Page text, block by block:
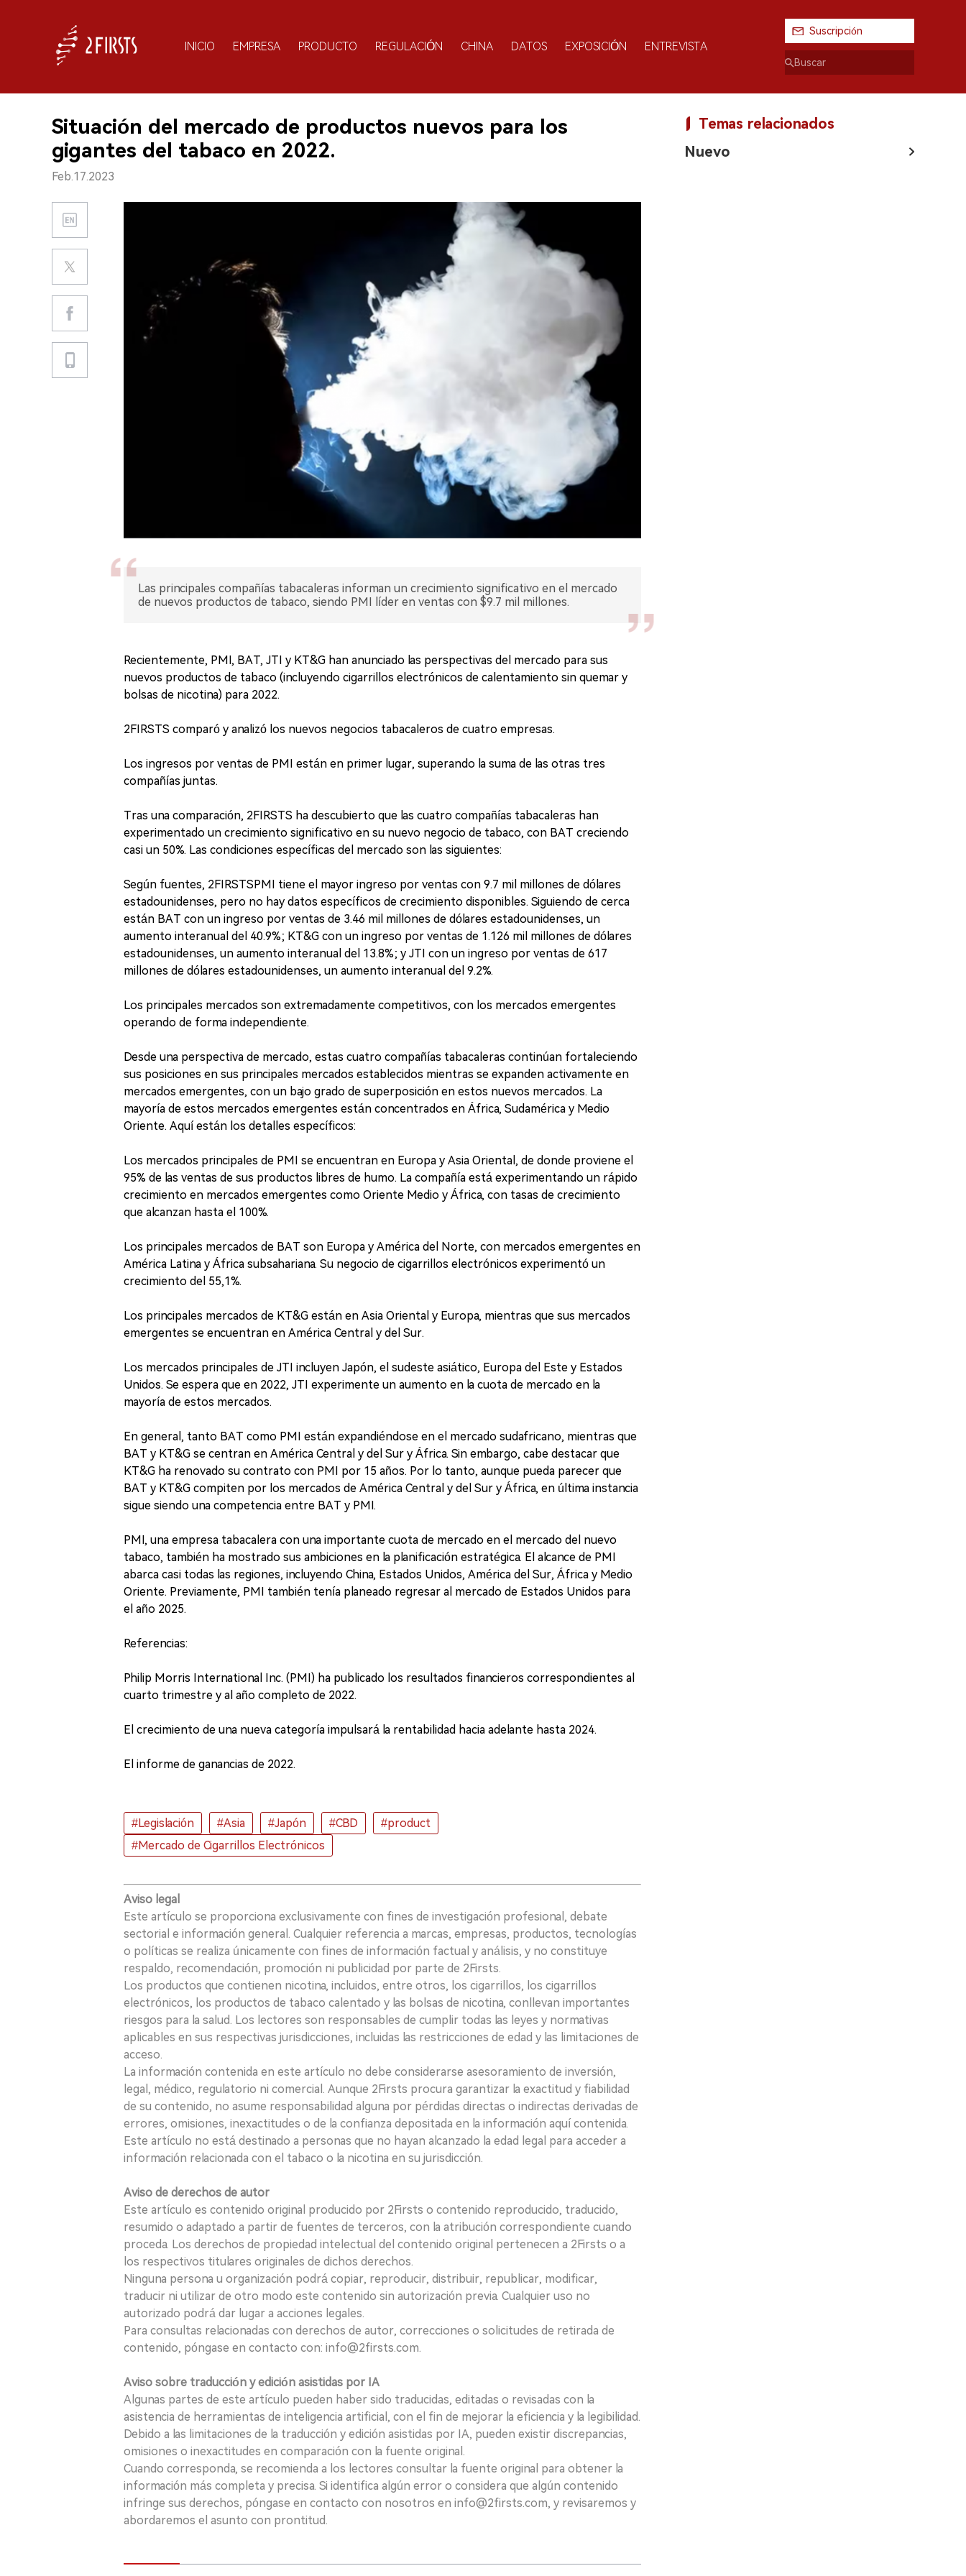
INICIO EMPRESA PRODUCTO REGULACIÓN CHINA DATOS EXPOSICIÓN ENTREVISTA
Suscripción
Situación del mercado de productos nuevos para los
gigantes del tabaco en 2022.
Feb.17.2023
Las principales compañías tabacaleras informan un crecimiento significativo en el mercado
de nuevos productos de tabaco, siendo PMI líder en ventas con $9.7 mil millones.
Recientemente, PMI, BAT, JTI y KT&G han anunciado las perspectivas del mercado para sus
nuevos productos de tabaco (incluyendo cigarrillos electrónicos de calentamiento sin quemar y
bolsas de nicotina) para 2022.
2FIRSTS comparó y analizó los nuevos negocios tabacaleros de cuatro empresas.
Los ingresos por ventas de PMI están en primer lugar, superando la suma de las otras tres
compañías juntas.
Tras una comparación, 2FIRSTS ha descubierto que las cuatro compañías tabacaleras han
experimentado un crecimiento significativo en su nuevo negocio de tabaco, con BAT creciendo
casi un 50%. Las condiciones específicas del mercado son las siguientes:
Según fuentes, 2FIRSTSPMI tiene el mayor ingreso por ventas con 9.7 mil millones de dólares
estadounidenses, pero no hay datos específicos de crecimiento disponibles. Siguiendo de cerca
están BAT con un ingreso por ventas de 3.46 mil millones de dólares estadounidenses, un
aumento interanual del 40.9%; KT&G con un ingreso por ventas de 1.126 mil millones de dólares
estadounidenses, un aumento interanual del 13.8%; y JTI con un ingreso por ventas de 617
millones de dólares estadounidenses, un aumento interanual del 9.2%.
Los principales mercados son extremadamente competitivos, con los mercados emergentes
operando de forma independiente.
Desde una perspectiva de mercado, estas cuatro compañías tabacaleras continúan fortaleciendo
sus posiciones en sus principales mercados establecidos mientras se expanden activamente en
mercados emergentes, con un bajo grado de superposición en estos nuevos mercados. La
mayoría de estos mercados emergentes están concentrados en África, Sudamérica y Medio
Oriente. Aquí están los detalles específicos:
Los mercados principales de PMI se encuentran en Europa y Asia Oriental, de donde proviene el
95% de las ventas de sus productos libres de humo. La compañía está experimentando un rápido
crecimiento en mercados emergentes como Oriente Medio y África, con tasas de crecimiento
que alcanzan hasta el 100%.
Los principales mercados de BAT son Europa y América del Norte, con mercados emergentes en
América Latina y África subsahariana. Su negocio de cigarrillos electrónicos experimentó un
crecimiento del 55,1%.
Los principales mercados de KT&G están en Asia Oriental y Europa, mientras que sus mercados
emergentes se encuentran en América Central y del Sur.
Los mercados principales de JTI incluyen Japón, el sudeste asiático, Europa del Este y Estados
Unidos. Se espera que en 2022, JTI experimente un aumento en la cuota de mercado en la
mayoría de estos mercados.
En general, tanto BAT como PMI están expandiéndose en el mercado sudafricano, mientras que
BAT y KT&G se centran en América Central y del Sur y África. Sin embargo, cabe destacar que
KT&G ha renovado su contrato con PMI por 15 años. Por lo tanto, aunque pueda parecer que
BAT y KT&G compiten por los mercados de América Central y del Sur y África, en última instancia
sigue siendo una competencia entre BAT y PMI.
PMI, una empresa tabacalera con una importante cuota de mercado en el mercado del nuevo
tabaco, también ha mostrado sus ambiciones en la planificación estratégica. El alcance de PMI
abarca casi todas las regiones, incluyendo China, Estados Unidos, América del Sur, África y Medio
Oriente. Previamente, PMI también tenía planeado regresar al mercado de Estados Unidos para
el año 2025.
Referencias:
Philip Morris International Inc. (PMI) ha publicado los resultados financieros correspondientes al
cuarto trimestre y al año completo de 2022.
El crecimiento de una nueva categoría impulsará la rentabilidad hacia adelante hasta 2024.
El informe de ganancias de 2022.
#Legislación #Asia #Japón #CBD
#product
#Mercado de Cigarrillos Electrónicos
Aviso legal
Este artículo se proporciona exclusivamente con fines de investigación profesional, debate
sectorial e información general. Cualquier referencia a marcas, empresas, productos, tecnologías
o políticas se realiza únicamente con fines de información factual y análisis, y no constituye
respaldo, recomendación, promoción ni publicidad por parte de 2Firsts.
Los productos que contienen nicotina, incluidos, entre otros, los cigarrillos, los cigarrillos
electrónicos, los productos de tabaco calentado y las bolsas de nicotina, conllevan importantes
riesgos para la salud. Los lectores son responsables de cumplir todas las leyes y normativas
aplicables en sus respectivas jurisdicciones, incluidas las restricciones de edad y las limitaciones de
acceso.
La información contenida en este artículo no debe considerarse asesoramiento de inversión,
legal, médico, regulatorio ni comercial. Aunque 2Firsts procura garantizar la exactitud y fiabilidad
de su contenido, no asume responsabilidad alguna por pérdidas directas o indirectas derivadas de
errores, omisiones, inexactitudes o de la confianza depositada en la información aquí contenida.
Este artículo no está destinado a personas que no hayan alcanzado la edad legal para acceder a
información relacionada con el tabaco o la nicotina en su jurisdicción.
Aviso de derechos de autor
Este artículo es contenido original producido por 2Firsts o contenido reproducido, traducido,
resumido o adaptado a partir de fuentes de terceros, con la atribución correspondiente cuando
proceda. Los derechos de propiedad intelectual del contenido original pertenecen a 2Firsts o a
los respectivos titulares originales de dichos derechos.
Ninguna persona u organización podrá copiar, reproducir, distribuir, republicar, modificar,
traducir ni utilizar de otro modo este contenido sin autorización previa. Cualquier uso no
autorizado podrá dar lugar a acciones legales.
Para consultas relacionadas con derechos de autor, correcciones o solicitudes de retirada de
contenido, póngase en contacto con: info@2firsts.com.
Aviso sobre traducción y edición asistidas por IA
Algunas partes de este artículo pueden haber sido traducidas, editadas o revisadas con la
asistencia de herramientas de inteligencia artificial, con el fin de mejorar la eficiencia y la legibilidad.
Debido a las limitaciones de la traducción y edición asistidas por IA, pueden existir discrepancias,
omisiones o inexactitudes en comparación con la fuente original.
Cuando corresponda, se recomienda a los lectores consultar la fuente original para obtener la
información más completa y precisa. Si identifica algún error o considera que algún contenido
infringe sus derechos, póngase en contacto con nosotros en info@2firsts.com, y revisaremos y
abordaremos el asunto con prontitud.
Temas relacionados
Nuevo